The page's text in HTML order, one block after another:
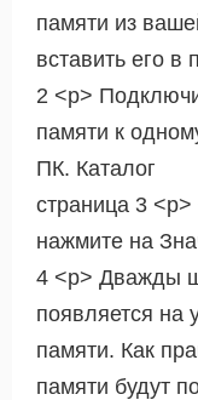
памяти из
вставить его в
2 <р>
памяти к
ПК. Каталог
страница 3
нажмите на
4 <р> Дважды
появляется на
памяти. Как
памяти будут